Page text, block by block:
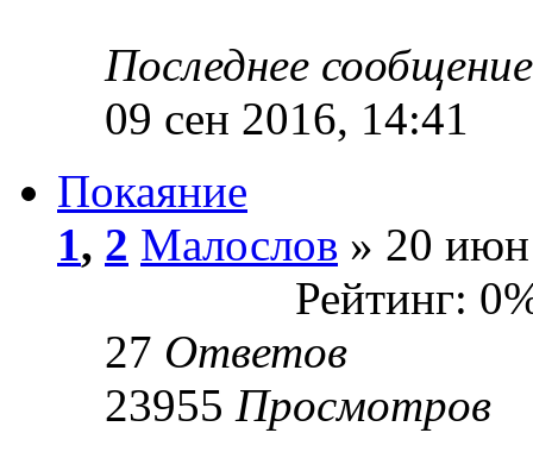
Последнее
09 сен 2016, 14:41
Покаяние
1, 2 Малослов » 20
Рейтинг:
27 Ответов
23955 Просмотров